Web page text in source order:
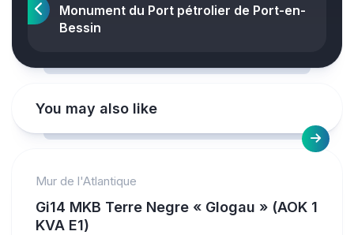
Monument du Port pétrolier de Port-en-
Bessin
You may also like
Mur de l'Atlantique
Gi14 MKB Terre Negre « Glogau » (AOK 1
KVA E1)